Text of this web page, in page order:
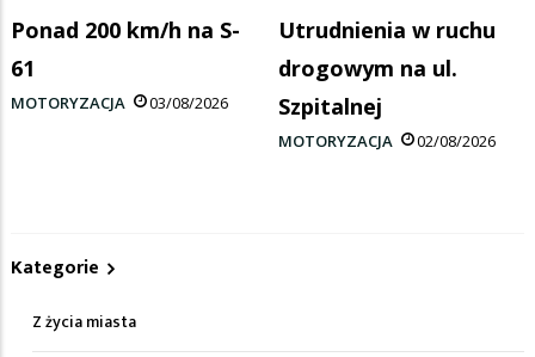
Ponad 200 km/h na S-
61
MOTORYZACJA 03/08/2026
Utrudnienia w ruchu
drogowym na ul.
Szpitalnej
MOTORYZACJA 02/08/2026
Kategorie
Z życia miasta